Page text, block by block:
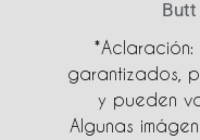
Butt
garantizados,
y pueden
Algunas